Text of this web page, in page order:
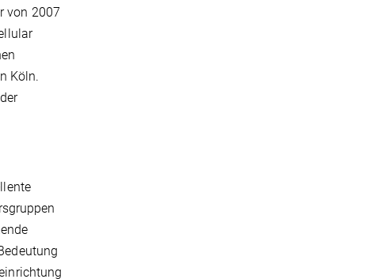
von 2007
Köln.